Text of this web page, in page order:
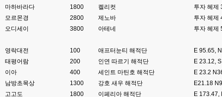
마하바라다
1800 켈리컷
투자 헤제
모르몬경
2800 제노바
투자 헤제
오디세이
3800 아테네 투자 헤제
영락대전 100 애프터눈티 해적단
E 95.65,
태평어람
200 인연 따르기 해적단
E 23.12,
이아
400 세인트 마틴호 해적단
E 23.2
남방초목상
1300 강호 새우 해적단
E21.18
고고도
1800 이페리아 해적단
E 173.47,
고게임77 00:07
비슷은한데 또 불편한부분도 많더라구요
고게임77 00:08